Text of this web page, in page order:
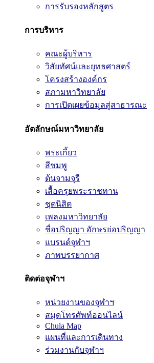
การรับรองหลักสูตร
การบริหาร
คณะผู้บริหาร
วิสัยทัศน์และยุทธศาสตร์
โครงสร้างองค์กร
สภามหาวิทยาลัย
การเปิดเผยข้อมูลสู่สาธารณะ
อัตลักษณ์มหาวิทยาลัย
พระเกี้ยว
สีชมพู
ต้นจามจุรี
เสื้อครุยพระราชทาน
ชุดนิสิต
เพลงมหาวิทยาลัย
ชื่อปริญญา อักษรย่อปริญญา
แบรนด์จุฬาฯ
ภาพบรรยากาศ
ติดต่อจุฬาฯ
หน่วยงานของจุฬาฯ
สมุดโทรศัพท์ออนไลน์
Chula Map
แผนที่และการเดินทาง
ร่วมงานกับจุฬาฯ